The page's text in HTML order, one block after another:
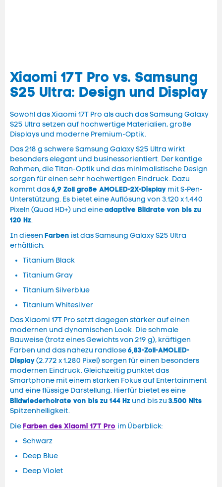
Xiaomi 17T Pro vs. Samsung
S25 Ultra: Design und Display
Sowohl das Xiaomi 17T Pro als auch das Samsung Galaxy
S25 Ultra setzen auf hochwertige Materialien, große
Displays und moderne Premium-Optik.
Das 218 g schwere Samsung Galaxy S25 Ultra wirkt
besonders elegant und businessorientiert. Der kantige
Rahmen, die Titan-Optik und das minimalistische Design
sorgen für einen sehr hochwertigen Eindruck. Dazu
kommt das6,9 Zoll große AMOLED-2X-Display mit S-Pen-
Unterstützung. Es bietet eine Auflösung von 3.120 x 1.440
Pixeln (Quad HD+) und eineadaptive Bildrate von bis zu
120 Hz.
In diesen Farben ist das Samsung Galaxy S25 Ultra
erhältlich:
Titanium Black
Titanium Gray
Titanium Silverblue
Titanium Whitesilver
Das Xiaomi 17T Pro setzt dagegen stärker auf einen
modernen und dynamischen Look. Die schmale
Bauweise (trotz eines Gewichts von 219 g), kräftigen
Farben und das nahezu randlose6,83-Zoll-AMOLED-
Display(2.772 x 1.280 Pixel) sorgen für einen besonders
modernen Eindruck. Gleichzeitig punktet das
Smartphone mit einem starken Fokus auf Entertainment
und eine flüssige Darstellung. Hierfür bietet es eine
Bildwiederholrate von bis zu 144 Hz und bis zu 3.500 Nits
Spitzenhelligkeit.
DieFarben des Xiaomi 17T Pro im Überblick:
Schwarz
Deep Blue
Deep Violet